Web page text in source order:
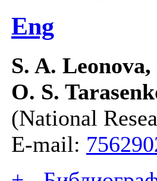
Eng
S. A.
O. S.
(National
E-mail: